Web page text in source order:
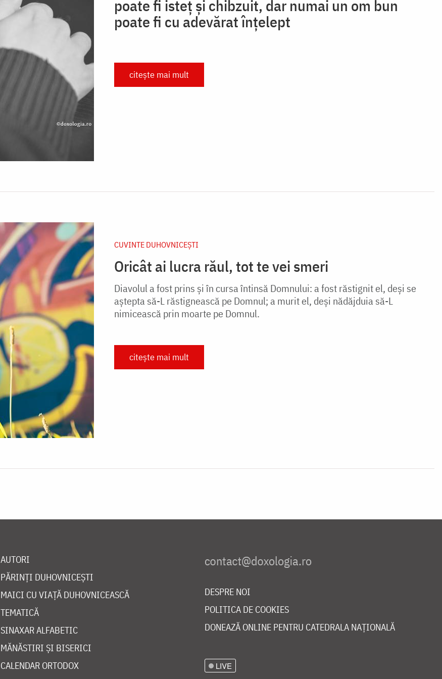
poate fi isteț și chibzuit, dar numai un om bun
poate fi cu adevărat înțelept
citește mai mult
CUVINTE DUHOVNICEȘTI
Oricât ai lucra răul, tot te vei smeri
Diavolul a fost prins şi în cursa întinsă Domnului: a fost răstignit el, deşi se
aştepta să-L răstignească pe Domnul; a murit el, deşi nădăjduia să-L
nimicească prin moarte pe Domnul.
citește mai mult
AUTORI
PĂRINȚI DUHOVNICEȘTI
MAICI CU VIAȚĂ DUHOVNICEASCĂ
TEMATICĂ
SINAXAR ALFABETIC
MĂNĂSTIRI ȘI BISERICI
CALENDAR ORTODOX
DESPRE NOI
POLITICA DE COOKIES
DONEAZĂ ONLINE PENTRU CATEDRALA NAȚIONALĂ
LIVE